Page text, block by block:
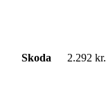
Skoda 2.292 kr.